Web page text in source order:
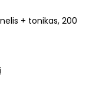
+ tonikas, 200